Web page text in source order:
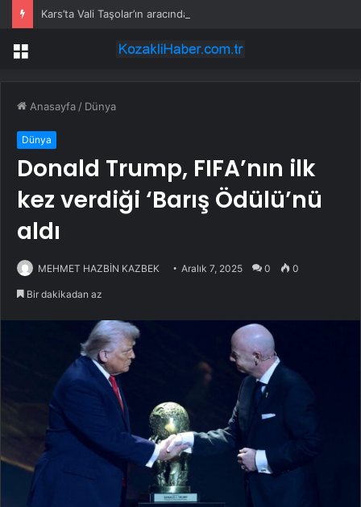
Kars’ta Vali Taşolar’ın aracında kaza
Menü
Anasayfa / Dünya
Dünya
Donald Trump, FIFA’nın ilk
kez verdiği ‘Barış Ödülü’nü
aldı
MEHMET HAZBİN KAZBEK Aralık 7, 2025 0 0
Bir dakikadan az